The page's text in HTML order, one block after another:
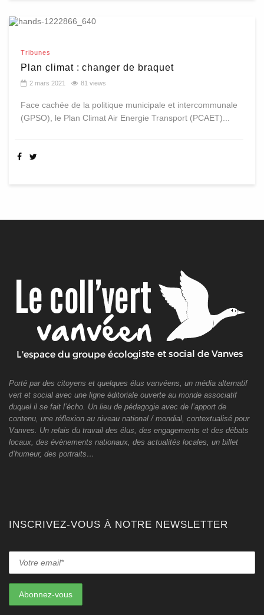
Tribunes
Plan climat : changer de braquet
2 mars 2021 81 views
Face cachée de la politique municipale et intercommunale
(GPSO), le Plan Climat Air Energie Transport (PCAET)...
Porté par des citoyens et quelques élus vanvéens, un média alternatif
vert et social avec une ligne éditoriale ouverte au monde associatif
duquel il se fait l’écho. Un lieu de pédagogie avec de l’apport de
contenu, une réflexion au niveau national / mondial, contextualisé pour
Vanves. Un relais du travail des élus, des engagements et des débats
locaux, des évènements nationaux, des actualités locales, un billet
d’humeur, des portraits…
INSCRIVEZ-VOUS À NOTRE NEWSLETTER